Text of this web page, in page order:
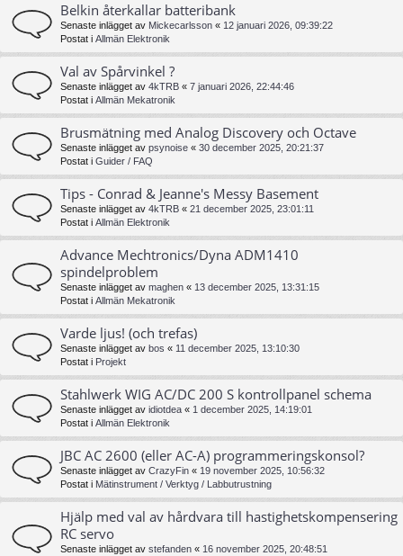
Belkin återkallar batteribank
Senaste inlägget av Mickecarlsson « 12 januari 2026, 09:39:22
Postat i Allmän Elektronik
Val av Spårvinkel ?
Senaste inlägget av 4kTRB « 7 januari 2026, 22:44:46
Postat i Allmän Mekatronik
Brusmätning med Analog Discovery och Octave
Senaste inlägget av psynoise « 30 december 2025, 20:21:37
Postat i Guider / FAQ
Tips - Conrad & Jeanne's Messy Basement
Senaste inlägget av 4kTRB « 21 december 2025, 23:01:11
Postat i Allmän Elektronik
Advance Mechtronics/Dyna ADM1410
spindelproblem
Senaste inlägget av maghen « 13 december 2025, 13:31:15
Postat i Allmän Mekatronik
Varde ljus! (och trefas)
Senaste inlägget av bos « 11 december 2025, 13:10:30
Postat i Projekt
Stahlwerk WIG AC/DC 200 S kontrollpanel schema
Senaste inlägget av idiotdea « 1 december 2025, 14:19:01
Postat i Allmän Elektronik
JBC AC 2600 (eller AC-A) programmeringskonsol?
Senaste inlägget av CrazyFin « 19 november 2025, 10:56:32
Postat i Mätinstrument / Verktyg / Labbutrustning
Hjälp med val av hårdvara till hastighetskompensering
RC servo
Senaste inlägget av stefanden « 16 november 2025, 20:48:51